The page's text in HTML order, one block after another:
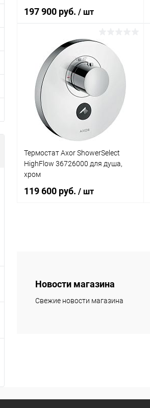
197 900 руб. / шт
В корзину
Купить в 1 клик Сравнение
В избранное Под заказ
Термостат Axor ShowerSelect
HighFlow 36726000 для душа,
хром
119 600 руб. / шт
Новости магазина
Свежие новости магазина